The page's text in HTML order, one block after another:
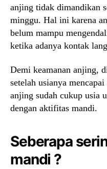
anjing tidak dimandikan
minggu. Hal ini karena
belum mampu
ketika adanya kontak
Demi keamanan anjing,
setelah usianya
anjing sudah cukup usia
dengan aktifitas mandi.
Seberapa
mandi ?